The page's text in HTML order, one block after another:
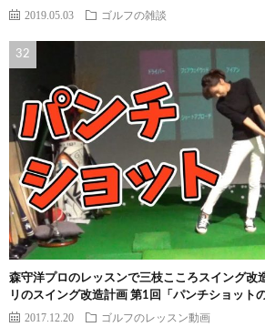
2019.05.03 ゴルフの雑談
森守洋プロのレッスンで三枝こころスイング改
リのスイング改造計画 第1回「パンチショット
2017.12.20 ゴルフのレッスン動画